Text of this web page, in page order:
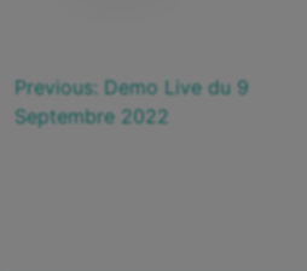
Previous: Demo Live du 9
Septembre 2022